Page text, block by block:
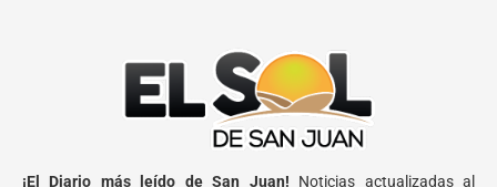
¡El Diario más leído de San Juan! Noticias actualizadas al